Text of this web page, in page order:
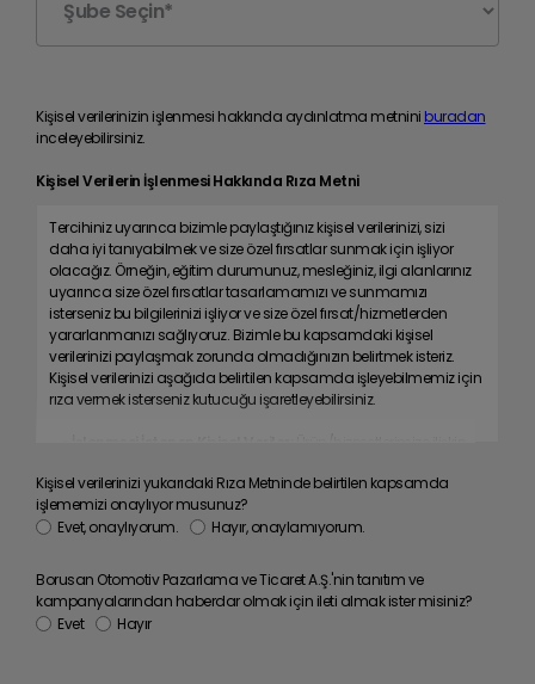
Kişisel verilerinizin işlenmesi hakkında aydınlatma metnini buradan
inceleyebilirsiniz.
Kişisel Verilerin İşlenmesi Hakkında Rıza Metni
Tercihiniz uyarınca bizimle paylaştığınız kişisel verilerinizi, sizi
daha iyi tanıyabilmek ve size özel fırsatlar sunmak için işliyor
olacağız. Örneğin, eğitim durumunuz, mesleğiniz, ilgi alanlarınız
uyarınca size özel fırsatlar tasarlamamızı ve sunmamızı
isterseniz bu bilgilerinizi işliyor ve size özel fırsat/hizmetlerden
yararlanmanızı sağlıyoruz. Bizimle bu kapsamdaki kişisel
verilerinizi paylaşmak zorunda olmadığınızın belirtmek isteriz.
Kişisel verilerinizi aşağıda belirtilen kapsamda işleyebilmemiz için
rıza vermek isterseniz kutucuğu işaretleyebilirsiniz.
sizinle olan ilişkimiz kapsamında sağladığınız müşteri işlem
bilgileriniz; satın alınan ürün, hizmet süreçlerinde veya anket ve
kampanyalarımızda sağladığınız pazarlama bilgileriniz;
iletişim bilgileriniz, bize sağladığınız kişisel verilerinizin analizi
sonucunda elde edilen verileriniz.
- Verilerin İşlenme Amaçları:
Kişisel verilerinizi yukarıdaki Rıza Metninde belirtilen kapsamda
işlememizi onaylıyor musunuz?
Evet, onaylıyorum.
Hayır, onaylamıyorum.
Borusan Otomotiv Pazarlama ve Ticaret A.Ş.'nin tanıtım ve
kampanyalarından haberdar olmak için ileti almak ister misiniz?
Evet
Hayır